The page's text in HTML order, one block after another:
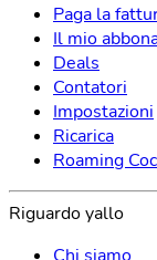
Paga la
Il mio
Deals
Contatori
Impostazioni
Ricarica
Roaming
Riguardo yallo